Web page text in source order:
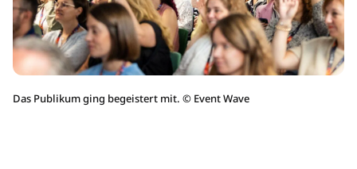
Das Publikum ging begeistert mit. © Event Wave